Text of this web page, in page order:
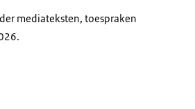
mediateksten, toespraken